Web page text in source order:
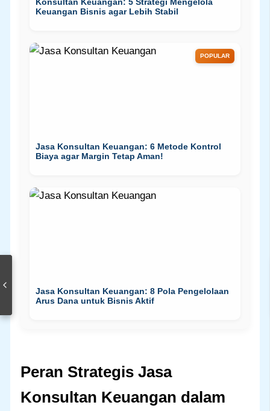
Konsultan Keuangan: 5 Strategi Mengelola
Keuangan Bisnis agar Lebih Stabil
POPULAR
Jasa Konsultan Keuangan: 6 Metode Kontrol
Biaya agar Margin Tetap Aman!
Jasa Konsultan Keuangan: 8 Pola Pengelolaan
Arus Dana untuk Bisnis Aktif
Peran Strategis Jasa
Konsultan Keuangan dalam